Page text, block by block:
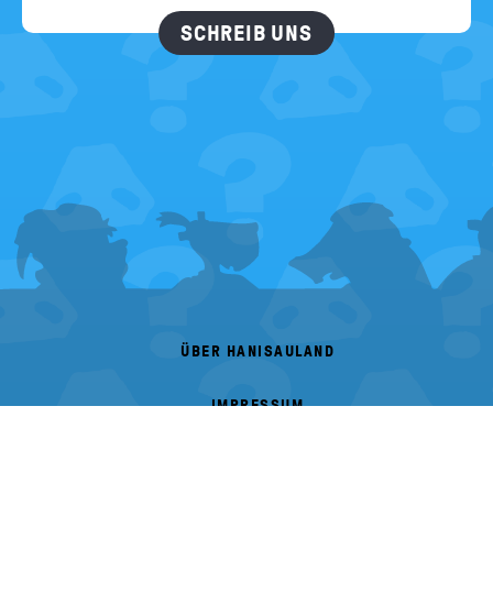
SCHREIB UNS
FOOTER
MENU
ÜBER HANISAULAND
IMPRESSUM